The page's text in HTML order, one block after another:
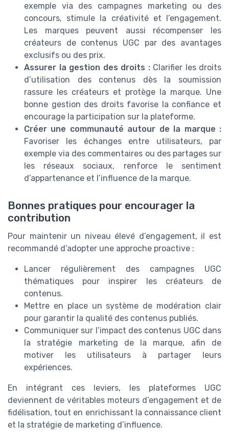
exemple via des campagnes marketing ou des
concours, stimule la créativité et l’engagement.
Les marques peuvent aussi récompenser les
créateurs de contenus UGC par des avantages
exclusifs ou des prix.
Assurer la gestion des droits :Clarifier les droits
d’utilisation des contenus dès la soumission
rassure les créateurs et protège la marque. Une
bonne gestion des droits favorise la confiance et
encourage la participation sur la plateforme.
Créer une communauté autour de la marque :
Favoriser les échanges entre utilisateurs, par
exemple via des commentaires ou des partages sur
les réseaux sociaux, renforce le sentiment
d’appartenance et l’influence de la marque.
Bonnes pratiques pour encourager la
contribution
Pour maintenir un niveau élevé d’engagement, il est
recommandé d’adopter une approche proactive :
Lancer régulièrement des campagnes UGC
thématiques pour inspirer les créateurs de
contenus.
Mettre en place un système de modération clair
pour garantir la qualité des contenus publiés.
Communiquer sur l’impact des contenus UGC dans
la stratégie marketing de la marque, afin de
motiver les utilisateurs à partager leurs
expériences.
En intégrant ces leviers, les plateformes UGC
deviennent de véritables moteurs d’engagement et de
fidélisation, tout en enrichissant la connaissance client
et la stratégie de marketing d’influence.